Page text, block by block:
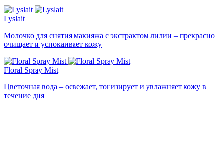
Lyslait
Молочко для снятия макияжа с экстрактом лилии – прекрасно
очищает и успокаивает кожу
Floral Spray Mist
Цветочная вода – освежает, тонизирует и увлажняет кожу в
течение дня